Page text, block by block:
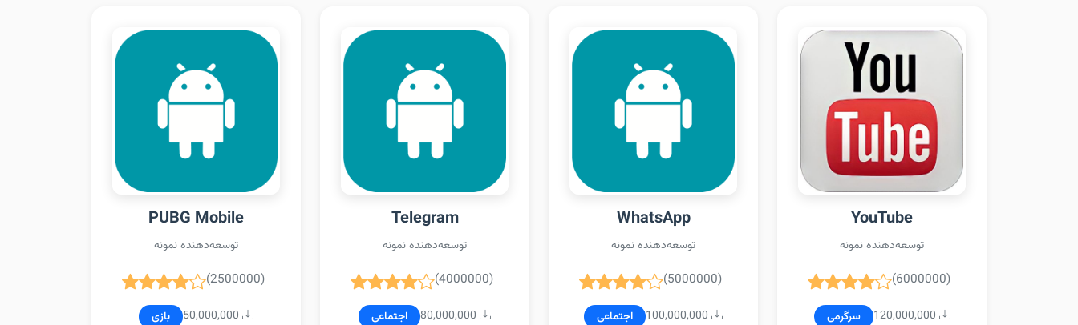
YouTube
توسعه‌دهنده نمونه
(6000000)
سرگرمی
WhatsApp
توسعه‌دهنده نمونه
(5000000)
اجتماعی
Telegram
توسعه‌دهنده نمونه
(4000000)
اجتماعی
PUBG Mobile
توسعه‌دهنده نمونه
(2500000)
بازی